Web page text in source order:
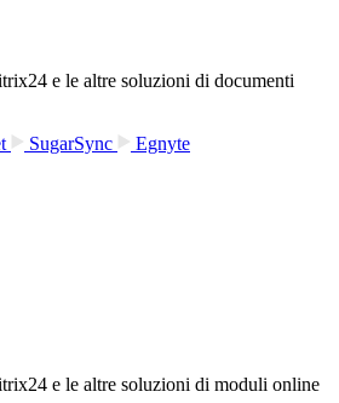
e le altre soluzioni di documenti
SugarSync
Egnyte
e le altre soluzioni di moduli online